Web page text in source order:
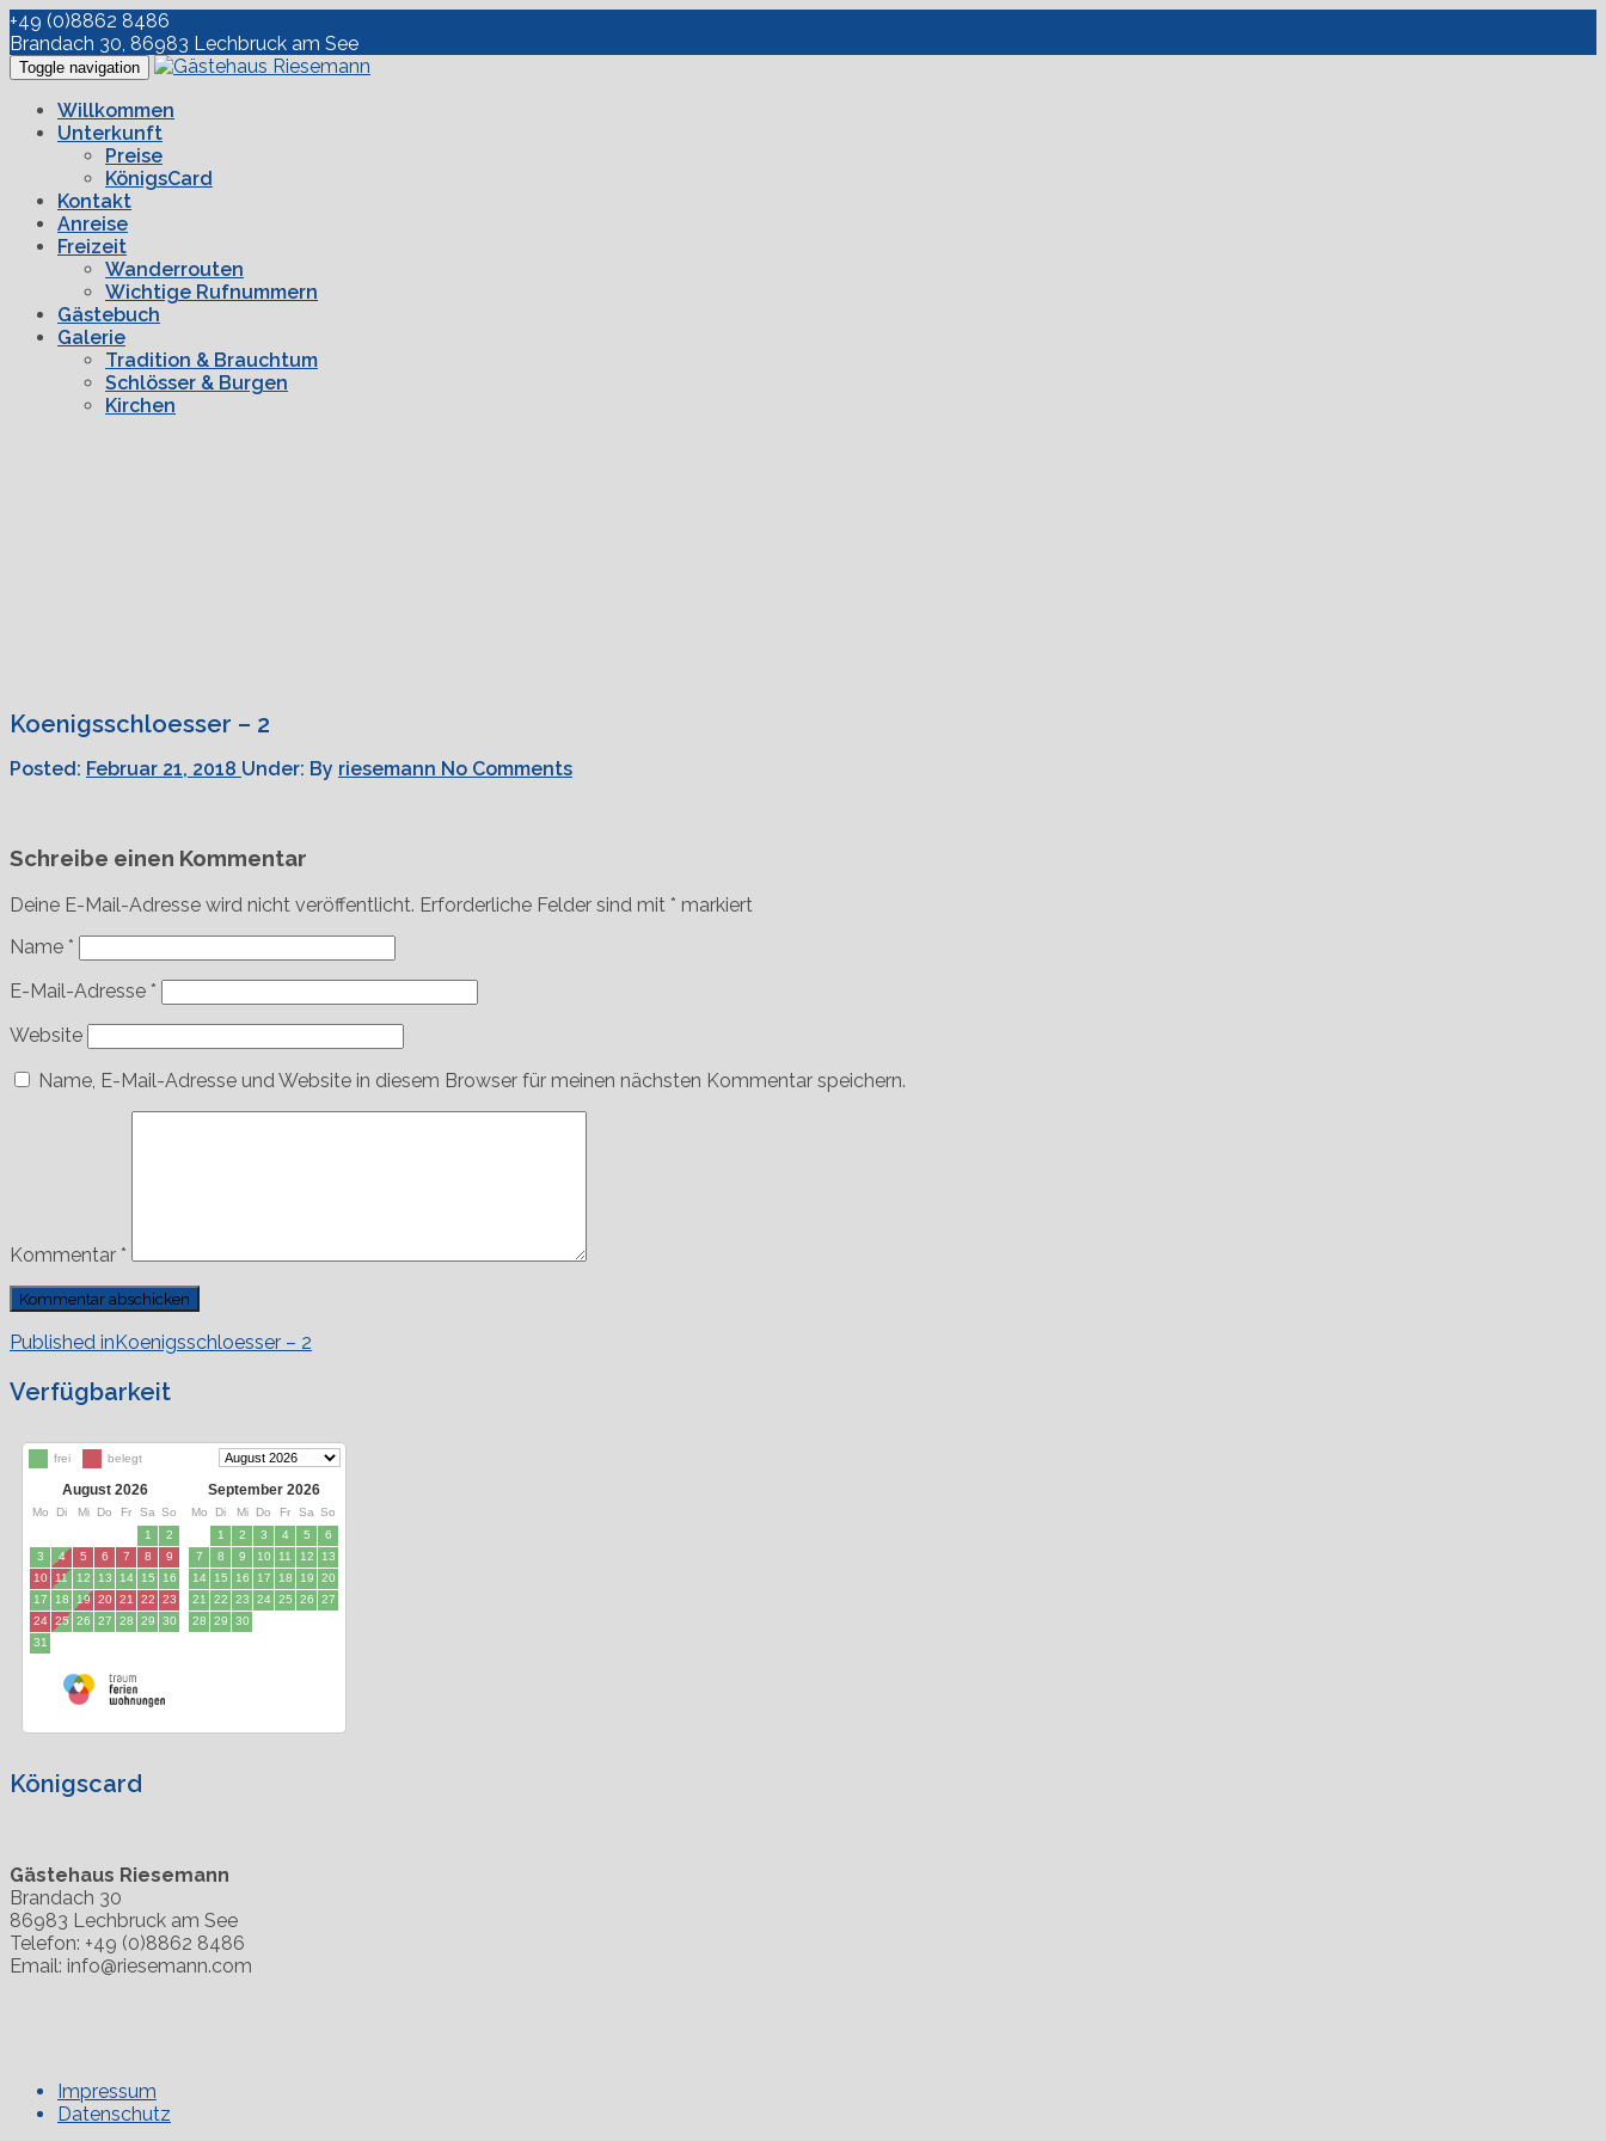
+49 (0)8862 8486
Brandach 30, 86983 Lechbruck am See
Toggle navigation
Willkommen
Unterkunft
Preise
KönigsCard
Kontakt
Anreise
Freizeit
Wanderrouten
Wichtige Rufnummern
Gästebuch
Galerie
Tradition & Brauchtum
Schlösser & Burgen
Kirchen
Koenigsschloesser – 2
Posted: Februar 21, 2018 Under: By riesemann No Comments
Schreibe einen Kommentar
Deine E-Mail-Adresse wird nicht veröffentlicht. Erforderliche Felder sind mit * markiert
Name *
E-Mail-Adresse *
Website
Name, E-Mail-Adresse und Website in diesem Browser für meinen nächsten Kommentar speichern.
Kommentar *
Beitragsnavigation
Published inKoenigsschloesser – 2
Verfügbarkeit
Königscard
Gästehaus Riesemann
Brandach 30
86983 Lechbruck am See
Telefon: +49 (0)8862 8486
Email: info@riesemann.com
Impressum
Datenschutz